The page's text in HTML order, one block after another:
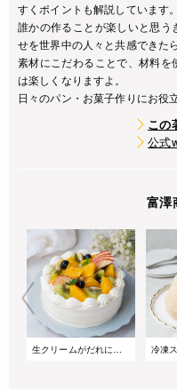
すくポイントも解説しています。
誰かの作ることが楽しいと思
せを世界中の人々と共感できた
素材にこだわることで、材料を
は楽しくなりますよ。
日々のパン・お菓子作りにお役
この
公式
富澤
生クリームがだれにくい!サマーショートケーキ